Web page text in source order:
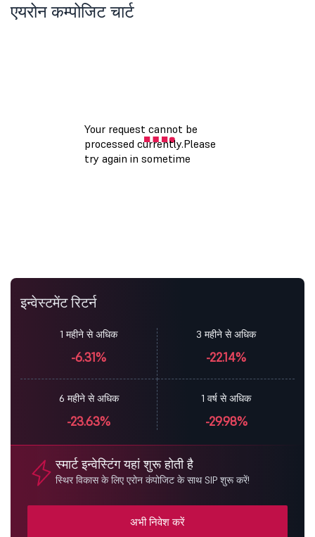
एयरोन कम्पोजिट चार्ट
इन्वेस्टमेंट रिटर्न
1 महीने से अधिक
-6.31%
3 महीने से अधिक
-22.14%
6 महीने से अधिक
-23.63%
1 वर्ष से अधिक
-29.98%
स्मार्ट इन्वेस्टिंग यहां शुरू होती है
स्थिर विकास के लिए एरोन कंपोजिट के साथ SIP शुरू करें!
अभी निवेश करें